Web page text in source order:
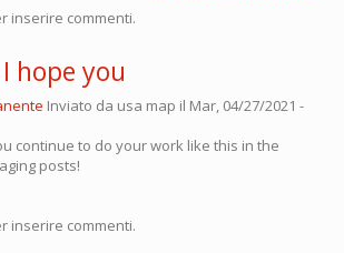
inserire commenti.
hope you
Inviato da usa map il Mar, 04/27/2021 -
continue to do your work like this in the
posts!
inserire commenti.